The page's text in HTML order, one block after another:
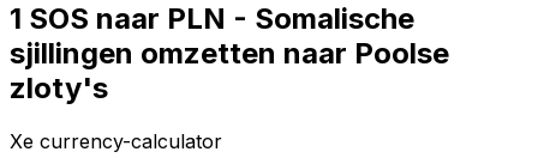
1 SOS naar PLN - Somalische
sjillingen omzetten naar Poolse
zloty's
Xe currency-calculator